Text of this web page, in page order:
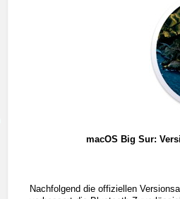
macOS Big Sur:
Nachfolgend die offiziellen